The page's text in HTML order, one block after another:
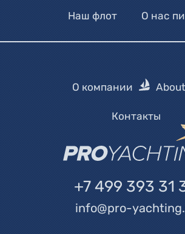
Наш флот О нас
О компании
Контакты
+7 499 393 31
info@pro-